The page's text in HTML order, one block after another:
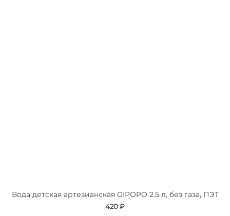
Вода детская артезианская GIPOPO 2.5 л, без газа, ПЭТ
420 ₽